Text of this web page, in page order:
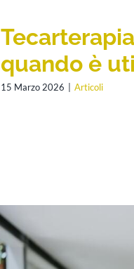
quando è
15 Marzo 2026 Articoli